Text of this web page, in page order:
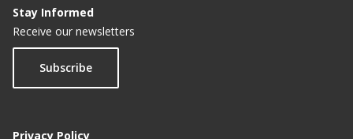
Stay Informed
Receive our newsletters
Subscribe
Privacy Policy